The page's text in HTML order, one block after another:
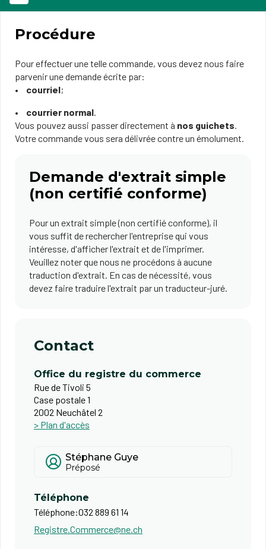
Procédure
Pour effectuer une telle commande, vous devez nous faire
parvenir une demande écrite par:
courriel;
courrier normal.
Vous pouvez aussi passer directement à nos guichets.
Votre commande vous sera délivrée contre un émolument.
Demande d'extrait simple
(non certifié conforme)
Pour un extrait simple (non certifié conforme), il
vous suffit de rechercher l'entreprise qui vous
intéresse, d'afficher l'extrait et de l'imprimer.
Veuillez noter que nous ne procédons à aucune
traduction d'extrait. En cas de nécessité, vous
devez faire traduire l'extrait par un traducteur-juré.
Contact
Office du registre du commerce
Rue de Tivoli 5
Case postale 1
2002 Neuchâtel 2
> Plan d'accès
Stéphane Guye
Préposé
Téléphone
Téléphone:032 889 61 14
Registre.Commerce@ne.ch